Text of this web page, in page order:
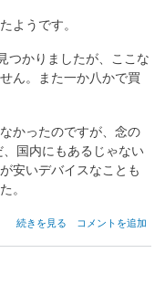
ようです。
つかりましたが、ここな
ん。また一か八かで買
かったのですが、念の
国内にもあるじゃない
安いデバイスなことも
。
MC14500
続きを見る コメントを追加